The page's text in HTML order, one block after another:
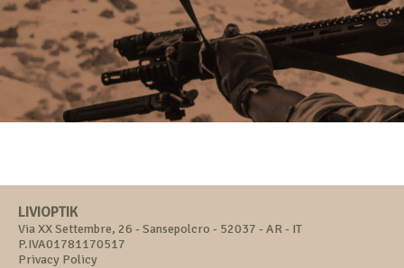
LIVIOPTIK
Via XX Settembre, 26 - Sansepolcro - 52037 - AR - IT
P.IVA01781170517
Privacy Policy